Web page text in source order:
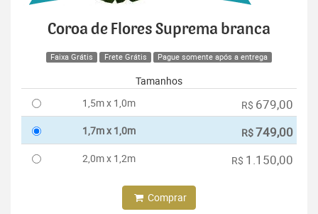
Coroa de Flores Suprema branca
Faixa Grátis Frete Grátis Pague somente após a entrega
Tamanhos
1,5m x 1,0m
R$ 679,00
1,7m x 1,0m R$749,00
2,0m x 1,2m R$ 1.150,00
Comprar